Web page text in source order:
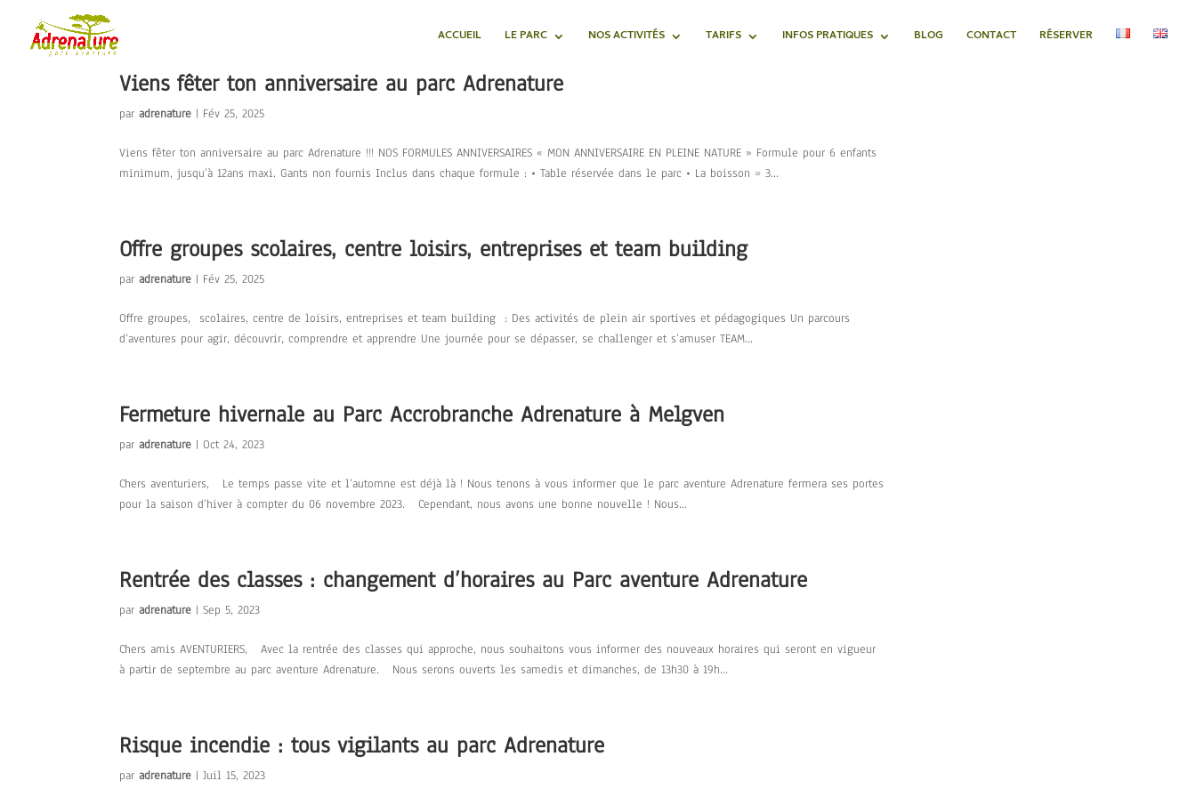
ACCUEIL LE PARC NOS ACTIVITÉS TARIFS INFOS PRATIQUES BLOG CONTACT RÉSERVER
Viens fêter ton anniversaire au parc Adrenature
paradrenature | Fév 25, 2025
Viens fêter ton anniversaire au parc Adrenature !!! NOS FORMULES ANNIVERSAIRES « MON ANNIVERSAIRE EN PLEINE NATURE » Formule pour 6 enfants
minimum, jusqu’à 12ans maxi. Gants non fournis Inclus dans chaque formule : • Table réservée dans le parc • La boisson = 3...
Offre groupes scolaires, centre loisirs, entreprises et team building
paradrenature | Fév 25, 2025
Offre groupes, scolaires, centre de loisirs, entreprises et team building : Des activités de plein air sportives et pédagogiques Un parcours
d’aventures pour agir, découvrir, comprendre et apprendre Une journée pour se dépasser, se challenger et s’amuser TEAM...
Fermeture hivernale au Parc Accrobranche Adrenature à Melgven
paradrenature |Oct 24, 2023
Chers aventuriers, Le temps passe vite et l’automne est déjà là ! Nous tenons à vous informer que le parc aventure Adrenature fermera ses portes
pour la saison d’hiver à compter du 06 novembre 2023. Cependant, nous avons une bonne nouvelle ! Nous...
Rentrée des classes : changement d’horaires au Parc aventure Adrenature
paradrenature |Sep 5, 2023
Chers amis AVENTURIERS, Avec la rentrée des classes qui approche, nous souhaitons vous informer des nouveaux horaires qui seront en vigueur
à partir de septembre au parc aventure Adrenature. Nous serons ouverts les samedis et dimanches, de 13h30 à 19h...
Risque incendie : tous vigilants au parc Adrenature
paradrenature |Juil 15, 2023